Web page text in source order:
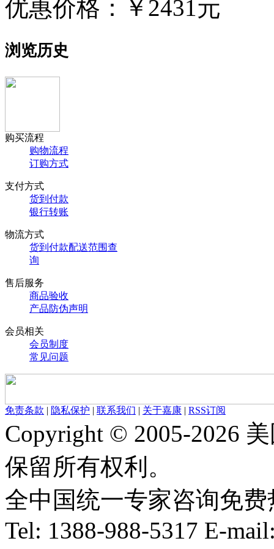
优惠价格： ￥2431元
浏览历史
购买流程
购物流程
订购方式
支付方式
货到付款
银行转账
物流方式
货到付款配送范围查
询
售后服务
商品验收
产品防伪声明
会员相关
会员制度
常见问题
免责条款 | 隐私保护 | 联系我们 | 关于嘉康 | RSS订阅
Copyright © 2005-2026
保留所有权利。
全中国统一专家咨询免费
Tel: 1388-988-5317 E-